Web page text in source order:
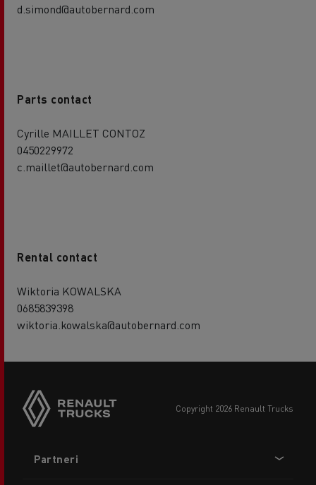
d.simond@autobernard.com
Parts contact
Cyrille MAILLET CONTOZ
0450229972
c.maillet@autobernard.com
Rental contact
Wiktoria KOWALSKA
0685839398
wiktoria.kowalska@autobernard.com
copyright 2026 Renault Trucks
menu
Partneri